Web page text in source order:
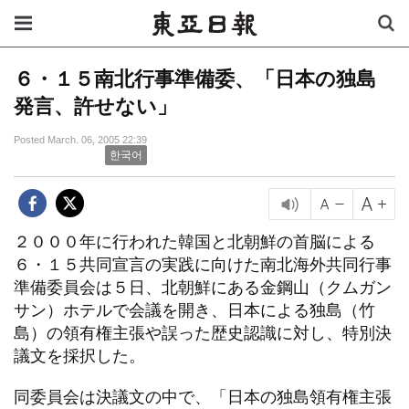
６・１５南北行事準備委、「日本の独島
発言、許せない」
Posted March. 06, 2005 22:39
한국어
２０００年に行われた韓国と北朝鮮の首脳による
６・１５共同宣言の実践に向けた南北海外共同行事
準備委員会は５日、北朝鮮にある金鋼山（クムガン
サン）ホテルで会議を開き、日本による独島（竹
島）の領有権主張や誤った歴史認識に対し、特別決
議文を採択した。
同委員会は決議文の中で、「日本の独島領有権主張